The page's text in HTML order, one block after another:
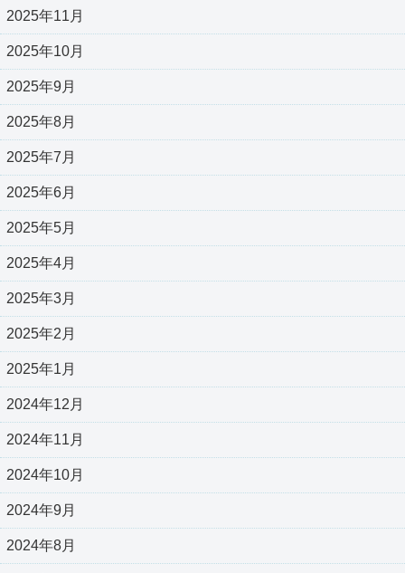
2025年11月
2025年10月
2025年9月
2025年8月
2025年7月
2025年6月
2025年5月
2025年4月
2025年3月
2025年2月
2025年1月
2024年12月
2024年11月
2024年10月
2024年9月
2024年8月